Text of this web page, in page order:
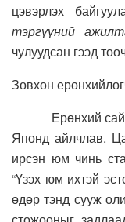
цэвэрлэх
тэргүүний
чулуудсан гээд
Зөвхөн
Ерөнхий сайд
Японд айлчлав.
ирсэн юм чинь
“Үзэх юм ихтэй
өдөр тэнд сууж